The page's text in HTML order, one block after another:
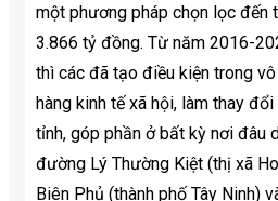
một phương pháp chọn lọc đến
3.866 tỷ đồng. Từ năm 2016-
thì các đã tạo điều kiện trong
hàng kinh tế xã hội, làm thay
tỉnh, góp phần ở bất kỳ nơi đâu
đường Lý Thường Kiệt (thị xã
Biên Phủ (thành phố Tây Ninh)